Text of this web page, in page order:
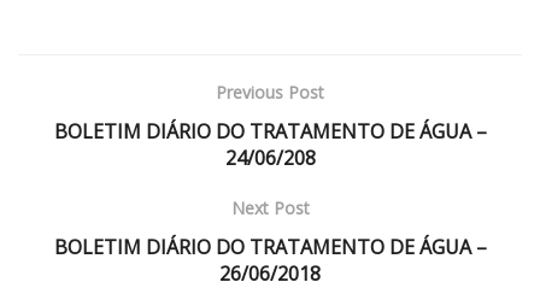
Previous Post
BOLETIM DIÁRIO DO TRATAMENTO DE ÁGUA –
24/06/208
Next Post
BOLETIM DIÁRIO DO TRATAMENTO DE ÁGUA –
26/06/2018